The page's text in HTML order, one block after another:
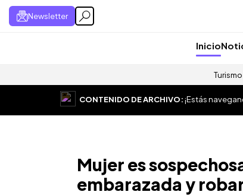
Newsletter
Inicio
Turismo
CONTENIDO DE ARCHIVO:¡Estás
Mujer es
embarazada y